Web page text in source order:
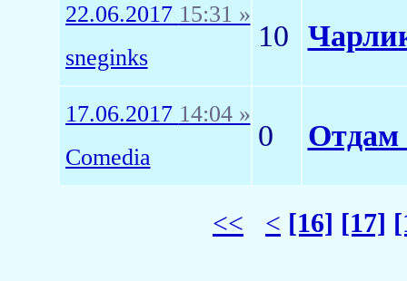
22.06.2017 15:31 »
sneginks
10
17.06.2017 14:04 »
Comedia
0 Отдам
<< < [16] [17]